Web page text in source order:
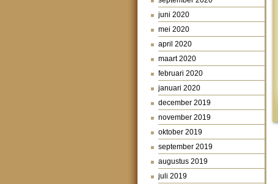
juni 2020
mei 2020
april 2020
maart 2020
februari 2020
januari 2020
december 2019
november 2019
oktober 2019
september 2019
augustus 2019
juli 2019